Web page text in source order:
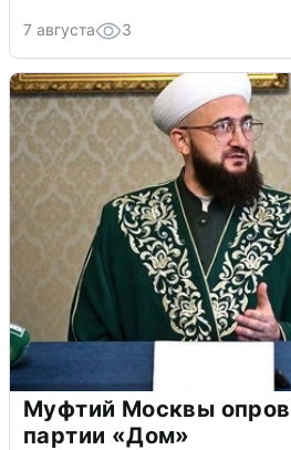
7 августа 3
Муфтий Москвы
партии «Дом»